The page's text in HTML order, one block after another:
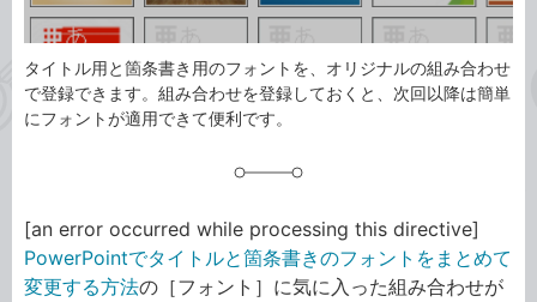
タイトル用と箇条書き用のフォントを、オリジナルの組み合わせ
で登録できます。組み合わせを登録しておくと、次回以降は簡単
にフォントが適用できて便利です。
[an error occurred while processing this directive]
PowerPointでタイトルと箇条書きのフォントをまとめて
変更する方法の［フォント］に気に入った組み合わせが